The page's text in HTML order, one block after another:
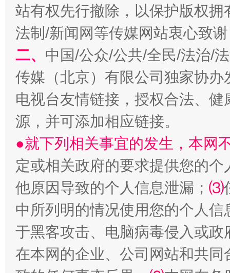
国家大学科技园优化重塑工作
扯下公款旅游的“隐身衣” 如何以
站有权先行撤除，以保护版权
法制/新闻网等传媒网站衷心致
二、 中国/公众/公共/全民/法治/
传媒（北京）有限公司独家协
电视台友情链接，授权合法、
源，并可添加相应链接。
●就下列相关事宜的发生，本网
定或相关政府的要求提供您的个
他原因导致的个人信息泄漏； ⑶
中所列明的情况使用您的个人
于黑客攻击、电脑病毒侵入或
在本网的企业、公司网站和共